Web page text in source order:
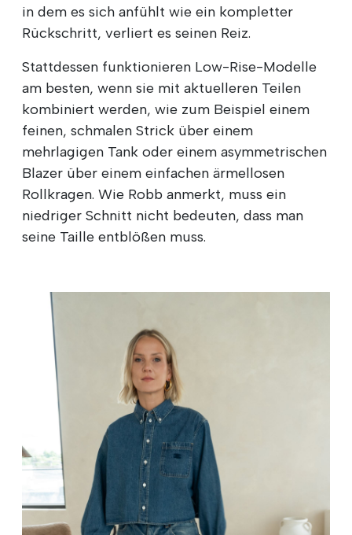
in dem es sich anfühlt wie ein kompletter
Rückschritt, verliert es seinen Reiz.
Stattdessen funktionieren Low-Rise-Modelle
am besten, wenn sie mit aktuelleren Teilen
kombiniert werden, wie zum Beispiel einem
feinen, schmalen Strick über einem
mehrlagigen Tank oder einem asymmetrischen
Blazer über einem einfachen ärmellosen
Rollkragen. Wie Robb anmerkt, muss ein
niedriger Schnitt nicht bedeuten, dass man
seine Taille entblößen muss.